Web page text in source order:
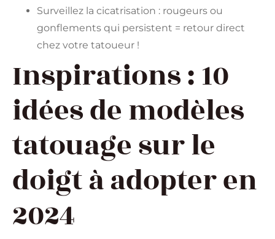
Surveillez la cicatrisation : rougeurs ou
gonflements qui persistent = retour direct
chez votre tatoueur !
Inspirations : 10
idées de modèles
tatouage sur le
doigt à adopter en
2024